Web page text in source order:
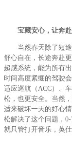
宝藏安心，让奔
当然春天除了短
舒心自在，长途奔赴
超感系统 ，能为所有
时间高度紧绷的驾驶
适应巡航（ACC）、
松，也更安全。当然
适来破坏一天的好心
松解决了这个问题，
就只管打开音乐，英仕